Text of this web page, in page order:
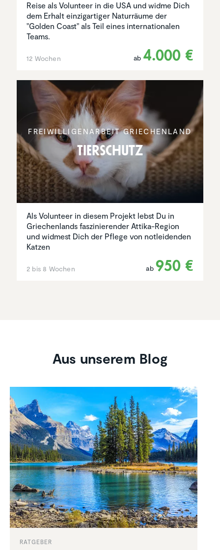
Reise als Volunteer in die USA und widme Dich
dem Erhalt einzigartiger Naturräume der
"Golden Coast" als Teil eines internationalen
Teams.
12 Wochen ab 4.000 €
FREIWIL­LI­GEN­AR­BEIT GRIECHEN­LAND
Tierschutz
Als Volunteer in diesem Projekt lebst Du in
Griechenlands faszinierender Attika-Region
und widmest Dich der Pflege von notleidenden
Katzen
2 bis 8 Wochen ab 950 €
Aus unserem Blog
RATGEBER